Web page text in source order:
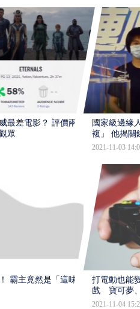
最差電影？ 評價兩
眾
國家級邊緣
複」 他揭關
2021-11-03
霸主竟然是「這味」
打電動也能
戲 寶可夢
2021-11-04